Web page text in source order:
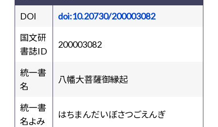
DOI
doi:10.20730/200003082
国文研
書誌ID
200003082
統一書
名
八幡大菩薩御縁起
統一書
名よみ
はちまんだいぼさつごえんぎ